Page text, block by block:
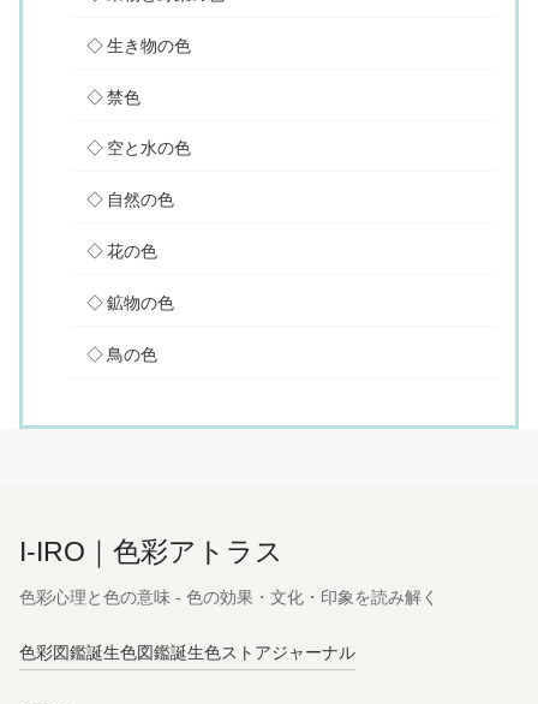
生き物の色
禁色
空と水の色
自然の色
花の色
鉱物の色
鳥の色
I-IRO｜色彩アトラス
色彩心理と色の意味 - 色の効果・文化・印象を読み解く
色彩図鑑誕生色図鑑誕生色ストアジャーナル